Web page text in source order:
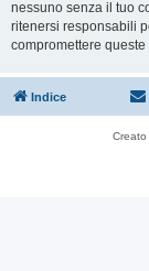
nessuno senza il tuo
ritenersi responsabili
compromettere
Indice
Creato